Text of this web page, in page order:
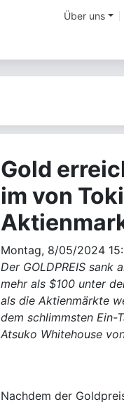
Über uns
Gold
im von
Montag, 8/05/2024
Der GOLDPREIS sank
mehr als $100 unter
als die Aktienmärkte
dem schlimmsten Ein-
Atsuko Whitehouse
Nachdem der